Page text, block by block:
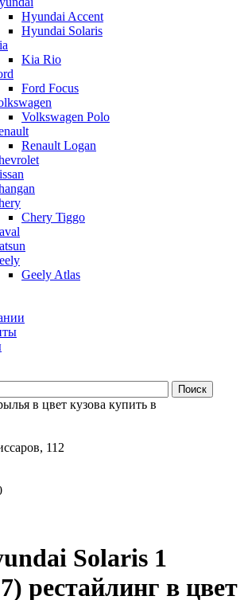
Hyundai Accent
Hyundai Solaris
Kia Rio
Ford Focus
Volkswagen Polo
Renault Logan
Chery Tiggo
Geely Atlas
Поиск
в цвет кузова купить в
112
Solaris 1
рестайлинг в цвет